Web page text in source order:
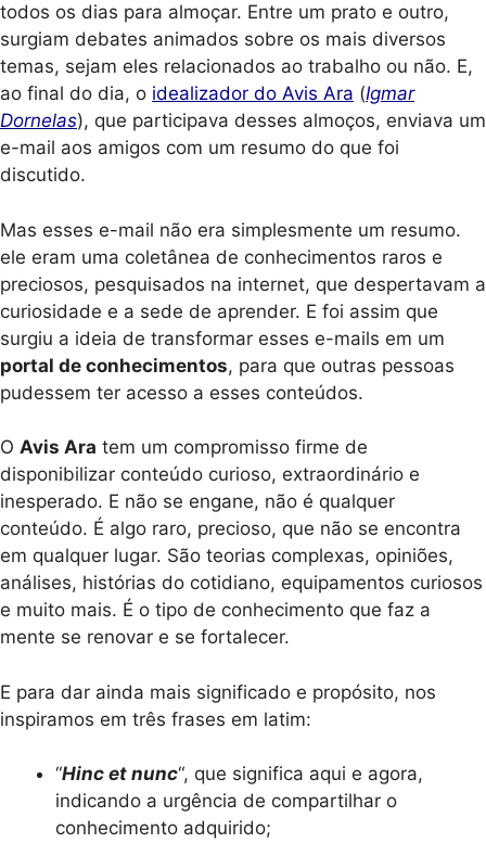
todos os dias para almoçar. Entre um prato e outro,
surgiam debates animados sobre os mais diversos
temas, sejam eles relacionados ao trabalho ou não. E,
ao final do dia, o idealizador do Avis Ara (Igmar
Dornelas), que participava desses almoços, enviava um
e-mail aos amigos com um resumo do que foi
discutido.
Mas esses e-mail não era simplesmente um resumo.
ele eram uma coletânea de conhecimentos raros e
preciosos, pesquisados na internet, que despertavam a
curiosidade e a sede de aprender. E foi assim que
surgiu a ideia de transformar esses e-mails em um
portal de conhecimentos, para que outras pessoas
pudessem ter acesso a esses conteúdos.
O Avis Ara tem um compromisso firme de
disponibilizar conteúdo curioso, extraordinário e
inesperado. E não se engane, não é qualquer
conteúdo. É algo raro, precioso, que não se encontra
em qualquer lugar. São teorias complexas, opiniões,
análises, histórias do cotidiano, equipamentos curiosos
e muito mais. É o tipo de conhecimento que faz a
mente se renovar e se fortalecer.
E para dar ainda mais significado e propósito, nos
inspiramos em três frases em latim:
“Hinc et nunc“, que significa aqui e agora,
indicando a urgência de compartilhar o
conhecimento adquirido;